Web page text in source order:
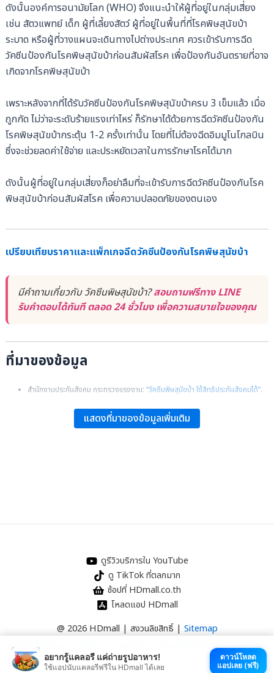
ดังนั้นองค์การอนามัยโลก (WHO) จึงแนะนำให้ผู้ที่อยู่ในกลุ่มเสี่ยง
เช่น สัตวแพทย์ เด็ก ผู้ที่เลี้ยงสัตว์ ผู้ที่อยู่ในพื้นที่ที่โรคพิษสุนัขบ้า
ระบาด หรือผู้ที่วางแผนจะเดินทางไปต่างประเทศ ควรเข้ารับการฉีด
วัคซีนป้องกันโรคพิษสุนัขบ้าก่อนสัมผัสโรค เพื่อป้องกันอันตรายที่อาจ
เกิดจากโรคพิษสุนัขบ้า
เพราะหลังจากที่ได้รับวัคซีนป้องกันโรคพิษสุนัขบ้าครบ 3 เข็มแล้ว เมื่อ
ถูกกัด ไม่ว่าจะระดับร้ายแรงเท่าไหร่ ก็รักษาได้ด้วยการฉีดวัคซีนป้องกัน
โรคพิษสุนัขบ้ากระตุ้น 1-2 ครั้งเท่านั้น โดยที่ไม่ต้องฉีดอิมมูโนโกลบิน
ซึ่งจะช่วยลดค่าใช้จ่าย และประหยัดเวลาในการรักษาโรคได้มาก
ดังนั้นผู้ที่อยู่ในกลุ่มเสี่ยงก็อย่าลืมที่จะเข้ารับการฉีดวัคซีนป้องกันโรค
พิษสุนัขบ้าก่อนสัมผัสโรค เพื่อความปลอดภัยของตนเอง
เปรียบเทียบราคาและแพ็กเกจฉีดวัคซีนป้องกันโรคพิษสุนัขบ้า
มีคำถามเกี่ยวกับ วัคซีนพิษสุนัขบ้า?สอบถามฟรีทาง LINE
รับคำตอบได้ทันที ตลอด 24 ชั่วโมง เพื่อความสบายใจของคุณ
ที่มาของข้อมูล
สำนักงานประกันสังคม กระทรวงแรงงาน: “วัคซีนพิษสุนัขบ้า ใช้สิทธิประกันสังคมได้”.
WHO: “WHO Guide for Rabies Pre and Post Exposure Prophylaxis in
แสดงที่มาของข้อมูลเพิ่มเติม
ดูรีวิวบริการใน YouTube
ดู TikTok ที่ตลกมาก
ช้อปที่ HDmall.co.th
โหลดแอป HDmall
@ 2026 HDmall | สงวนลิขสิทธิ์ | Sitemap
หา
คลินิกใกล้บ้าน ตรวจสุขภาพทั่วไป
อยากรู้แคลอรี แค่ถ่ายรูปอาหาร!
ใช้แอปนับแคลอรีฟรีใน HDmall ได้เลย
ดาวน์โหลด
แอปเลย (ฟรี)